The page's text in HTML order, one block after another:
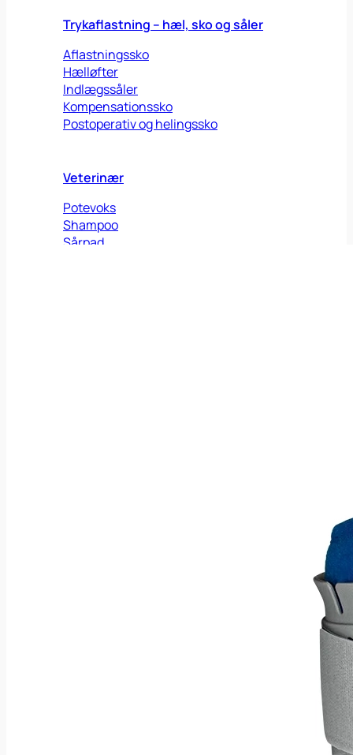
Trykaflastning – hæl, sko og såler
Aflastningssko
Hælløfter
Indlægssåler
Kompensationssko
Postoperativ og helingssko
Veterinær
Potevoks
Shampoo
Sårpad